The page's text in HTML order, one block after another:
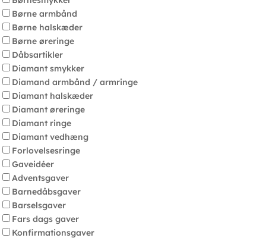
Børne armbånd
Børne halskæder
Børne øreringe
Dåbsartikler
Diamant smykker
Diamand armbånd / armringe
Diamant halskæder
Diamant øreringe
Diamant ringe
Diamant vedhæng
Forlovelsesringe
Gaveidéer
Adventsgaver
Barnedåbsgaver
Barselsgaver
Fars dags gaver
Konfirmationsgaver